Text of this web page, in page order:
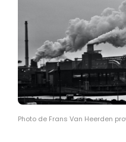
Photo de Frans Van Heerden